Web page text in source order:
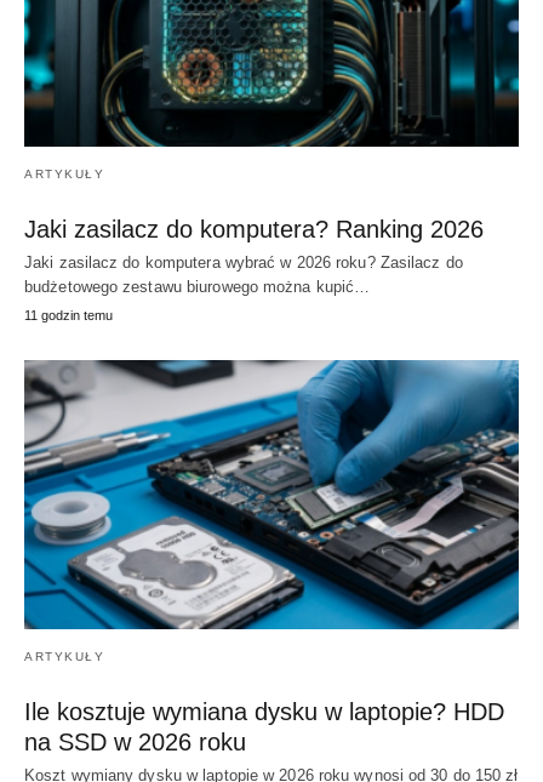
ARTYKUŁY
Jaki zasilacz do komputera? Ranking 2026
Jaki zasilacz do komputera wybrać w 2026 roku? Zasilacz do
budżetowego zestawu biurowego można kupić…
11 godzin temu
ARTYKUŁY
Ile kosztuje wymiana dysku w laptopie? HDD
na SSD w 2026 roku
Koszt wymiany dysku w laptopie w 2026 roku wynosi od 30 do 150 zł